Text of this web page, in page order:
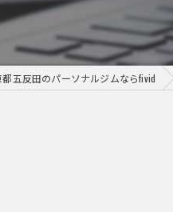
都五反田のパーソナルジムならfivid